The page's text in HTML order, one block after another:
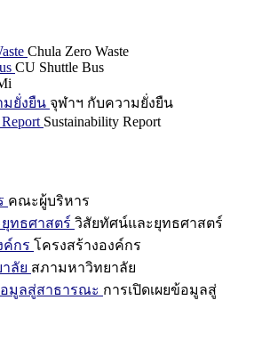
Chula Zero Waste
CU Shuttle Bus
มยั่งยืน จุฬาฯ กับความยั่งยืน
Sustainability Report
คณะผู้บริหาร
ทธศาสตร์ วิสัยทัศน์และยุทธศาสตร์
ค์กร โครงสร้างองค์กร
ลัย สภามหาวิทยาลัย
อมูลสู่สาธารณะ การเปิดเผยข้อมูลสู่